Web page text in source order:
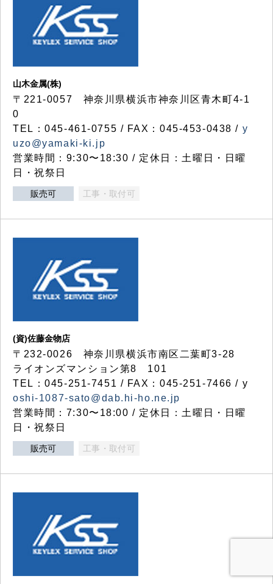
山木金属(株)
〒221-0057 神奈川県横浜市神奈川区青木町4-1
0
TEL：045-461-0755 / FAX：045-453-0438 / y
uzo@yamaki-ki.jp
営業時間：9:30〜18:30 / 定休日：土曜日・日曜
日・祝祭日
販売可 工事・取付可
(資)佐藤金物店
〒232-0026 神奈川県横浜市南区二葉町3-28
ライオンズマンション第8 101
TEL：045-251-7451 / FAX：045-251-7466 / y
oshi-1087-sato@dab.hi-ho.ne.jp
営業時間：7:30〜18:00 / 定休日：土曜日・日曜
日・祝祭日
販売可 工事・取付可